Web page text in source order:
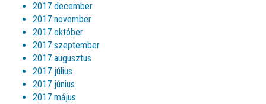
2017 december
2017 november
2017 október
2017 szeptember
2017 augusztus
2017 július
2017 június
2017 május